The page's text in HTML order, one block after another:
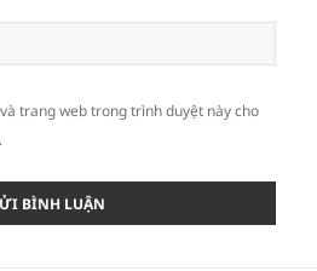
trang web trong trình duyệt này cho